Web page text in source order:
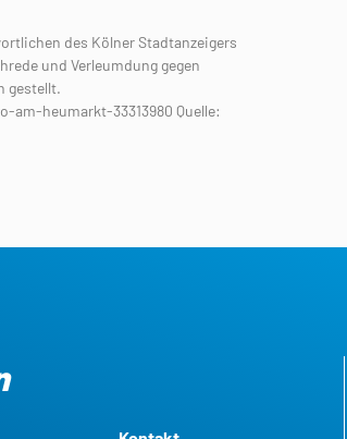
des Kölner Stadtanzeigers
und Verleumdung gegen
gestellt.
heumarkt-33313980 Quelle: